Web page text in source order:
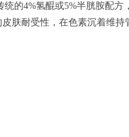
的4%氢醌或5%半胱胺配方
肤耐受性，在色素沉着维持